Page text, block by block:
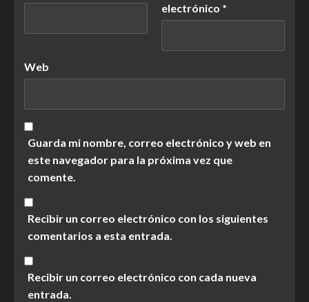
electrónico *
Web
Guarda mi nombre, correo electrónico y web en
este navegador para la próxima vez que
comente.
Recibir un correo electrónico con los siguientes
comentarios a esta entrada.
Recibir un correo electrónico con cada nueva
entrada.